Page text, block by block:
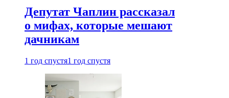
Депутат Чаплин рассказал
о мифах, которые мешают
дачникам
1 год спустя1 год спустя